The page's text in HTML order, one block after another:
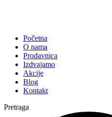
Početna
O nama
Prodavnica
Izdvajamo
Akcije
Blog
Kontakt
Pretraga